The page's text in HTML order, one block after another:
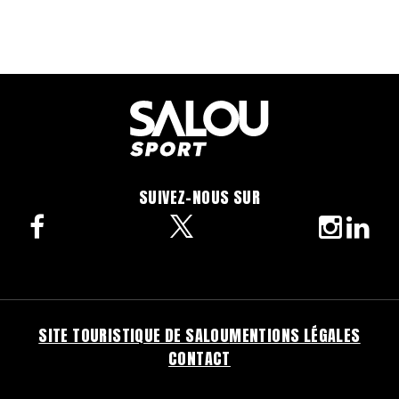
SUIVEZ-NOUS SUR
twitter
SITE TOURISTIQUE DE SALOUMENTIONS LÉGALES
CONTACT